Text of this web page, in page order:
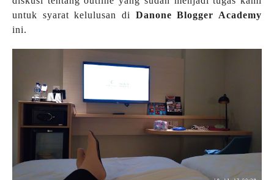
untuk syarat kelulusan di Danone Blogger Academy
ini.